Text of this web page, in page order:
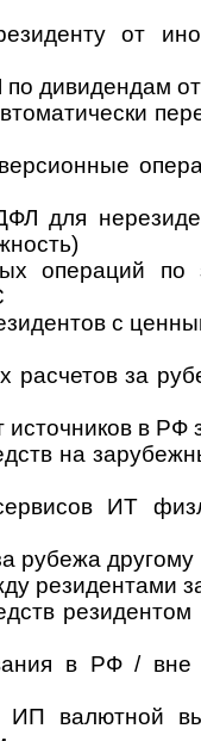
от
дивидендам
для
операций по
с
расчетов за
в РФ
на
ИТ
рубежа другому
резидентами
в РФ /
ИП валют­ной